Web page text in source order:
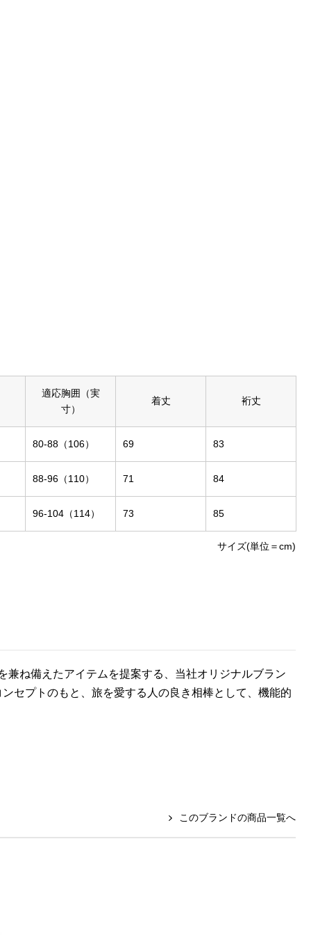
適応胸囲（実
寸）
着丈 裄丈
80-88（106） 69 83
88-96（110） 71 84
96-104（114） 73 85
サイズ(単位＝cm)
ね備えたアイテムを提案する、当社オリジナルブラン
セプトのもと、旅を愛する人の良き相棒として、機能的
このブランドの商品一覧へ